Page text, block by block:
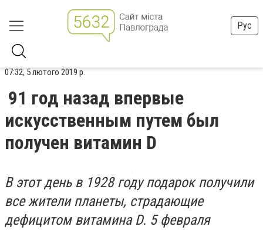
Рус
07:32, 5 лютого 2019 р.
91 год назад впервые
искусственным путем был
получен витамин D
В этот день в 1928 году подарок получили
все жители планеты, страдающие
дефицитом витамина D. 5 февраля